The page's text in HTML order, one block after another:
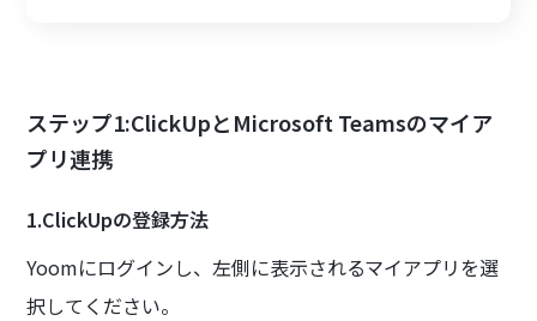
ステップ1:ClickUpとMicrosoft Teamsのマイア
プリ連携
1.ClickUpの登録方法
Yoomにログインし、左側に表示されるマイアプリを選
択してください。